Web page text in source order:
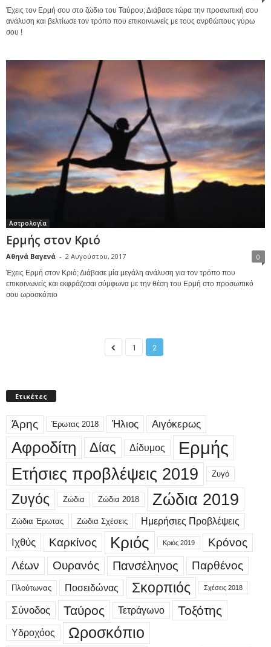
Έχεις τον Ερμή σου στο ζώδιο του Ταύρου; Διάβασε τώρα την προσωπική σου
ανάλυση και βελτίωσε τον τρόπο που επικοινωνείς με τους ανρθώπους γύρω
σου !
Αστρολογία
Ερμής στον Κριό
Αθηνά Βαγενά - 2 Αυγούστου, 2017 0
Έχεις Ερμή στον Κριό; Διάβασε μία μεγάλη ανάλυση για τον τρόπο που
επικοινωνείς και εκφράζεσαι σύμφωνα με την θέση του Ερμή στο προσωπικό
σου ωροσκόπιο
1 2
Ετικέτες
Άρης Έρωτας 2018 Ήλιος Αιγόκερως
Αφροδίτη Δίας Δίδυμος Ερμής
Ετήσιες προβλέψεις 2019 Ζυγό
Ζυγός Ζώδια Ζώδια 2018 Ζώδια 2019
Ζώδια Έρωτας Ζώδια Σχέσεις Ημερήσιες Προβλέψεις
Ιχθύς Καρκίνος Κριός Κριός 2019
Κρόνος
Λέων
Ουρανός Πανσέληνος Παρθένος
Πλούτωνας Ποσειδώνας Σκορπιός Σχέσεις 2018
Σύνοδος Ταύρος Τετράγωνο Τοξότης
Υδροχόος Ωροσκόπιο